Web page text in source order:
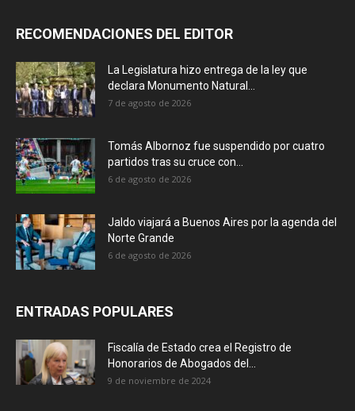
RECOMENDACIONES DEL EDITOR
La Legislatura hizo entrega de la ley que
declara Monumento Natural...
7 de agosto de 2026
Tomás Albornoz fue suspendido por cuatro
partidos tras su cruce con...
6 de agosto de 2026
Jaldo viajará a Buenos Aires por la agenda del
Norte Grande
6 de agosto de 2026
ENTRADAS POPULARES
Fiscalía de Estado crea el Registro de
Honorarios de Abogados del...
9 de noviembre de 2024